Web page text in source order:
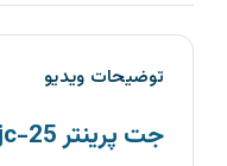
توضیحات ویدیو
جت پرینتر jc-25 با کارترج سفید